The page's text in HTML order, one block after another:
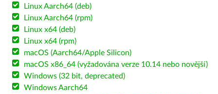
Linux Aarch64 (deb)
Linux Aarch64 (rpm)
Linux x64 (deb)
Linux x64 (rpm)
macOS (Aarch64/Apple Silicon)
macOS x86_64 (vyžadována verze 10.14 nebo novější)
Windows (32 bit, deprecated)
Windows Aarch64